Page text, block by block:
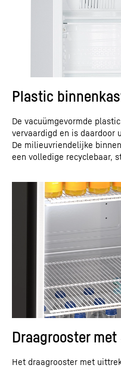
Plastic
De vacuümgevormde
vervaardigd en is daardoor
De milieuvriendelijke
een volledige recyclebaar,
Draagrooster
Het draagrooster met